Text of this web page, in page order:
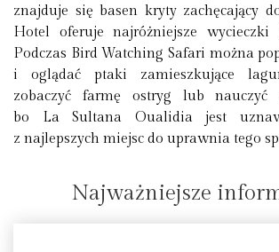
znajduje się basen kryty zachęcający
Hotel oferuje najróżniejsze
Podczas Bird Watching Safari można
i oglądać ptaki zamieszkujące
zobaczyć farmę ostryg lub nauczyć
bo La Sultana Oualidia jest
z najlepszych miejsc do uprawnia tego
Najważniejsze